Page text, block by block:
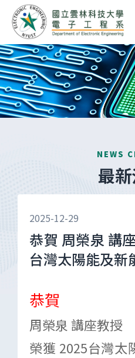
NEWS
最
2025-12-29
恭賀 周榮泉 講
台灣太陽能及新
恭賀
周榮泉 講座教授
榮獲 2025台灣太